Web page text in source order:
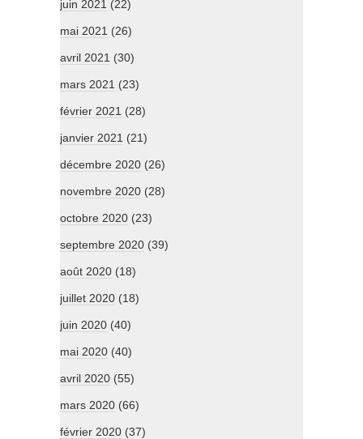
juin 2021 (22)
mai 2021 (26)
avril 2021 (30)
mars 2021 (23)
février 2021 (28)
janvier 2021 (21)
décembre 2020 (26)
novembre 2020 (28)
octobre 2020 (23)
septembre 2020 (39)
août 2020 (18)
juillet 2020 (18)
juin 2020 (40)
mai 2020 (40)
avril 2020 (55)
mars 2020 (66)
février 2020 (37)